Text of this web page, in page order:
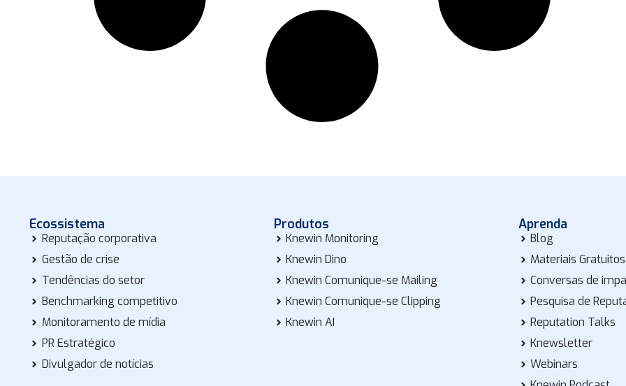
Ecossistema
Reputação corporativa
Gestão de crise
Tendências do setor
Benchmarking competitivo
Monitoramento de mídia
PR Estratégico
Divulgador de notícias
Produtos
Knewin Monitoring
Knewin Dino
Knewin Comunique-se Mailing
Knewin Comunique-se Clipping
Knewin AI
Aprenda
Blog
Materiais Gratuitos
Conversas de
Pesquisa de
Reputation Talks
Knewsletter
Webinars